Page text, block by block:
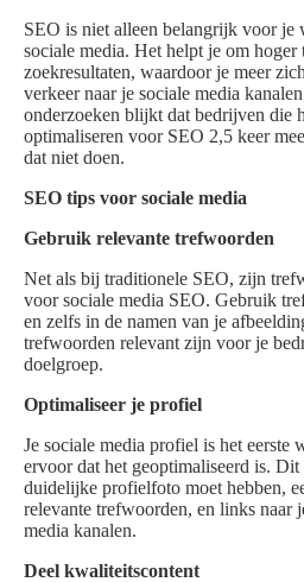
SEO is niet alleen belangrijk voor je
sociale media. Het helpt je om hoger
zoekresultaten, waardoor je meer
verkeer naar je sociale media
onderzoeken blijkt dat bedrijven die
optimaliseren voor SEO 2,5 keer
dat niet doen.
SEO tips voor sociale media
Gebruik relevante trefwoorden
Net als bij traditionele SEO, zijn
voor sociale media SEO. Gebruik
en zelfs in de namen van je
trefwoorden relevant zijn voor je
doelgroep.
Optimaliseer je profiel
Je sociale media profiel is het eerste
ervoor dat het geoptimaliseerd is. Dit
duidelijke profielfoto moet hebben,
relevante trefwoorden, en links naar
media kanalen.
Deel kwaliteitscontent